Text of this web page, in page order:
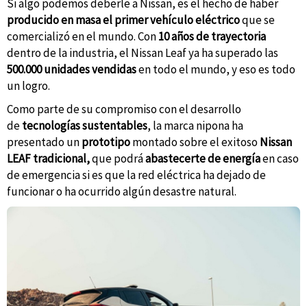
Si algo podemos deberle a Nissan, es el hecho de haber
producido en masa el primer vehículo eléctricoque se
comercializó en el mundo. Con10 años de trayectoria
dentro de la industria, el Nissan Leaf ya ha superado las
500.000 unidades vendidasen todo el mundo, y eso es todo
un logro.
Como parte de su compromiso con el desarrollo
detecnologías sustentables, la marca nipona ha
presentado unprototipomontado sobre el exitosoNissan
LEAF tradicional,que podráabastecerte de energíaen caso
de emergencia si es que la red eléctrica ha dejado de
funcionar o ha ocurrido algún desastre natural.